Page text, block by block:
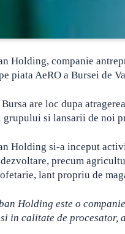
Holding, companie
piata AeRO a Bursei de
are loc dupa
si lansarii de noi
Holding si-a inceput
precum
lant propriu de
Holding este o
in calitate de procesator,